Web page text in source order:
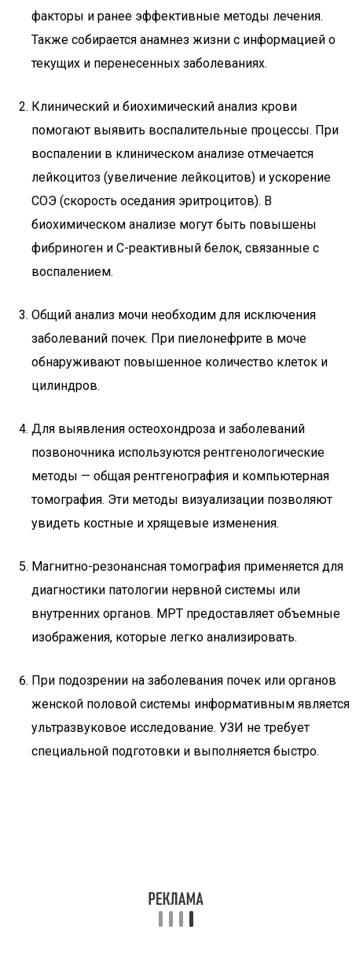
факторы и ранее эффективные методы лечения.
Также собирается анамнез жизни с информацией о
текущих и перенесенных заболеваниях.
Клинический и биохимический анализ крови
помогают выявить воспалительные процессы. При
воспалении в клиническом анализе отмечается
лейкоцитоз (увеличение лейкоцитов) и ускорение
СОЭ (скорость оседания эритроцитов). В
биохимическом анализе могут быть повышены
фибриноген и С-реактивный белок, связанные с
воспалением.
Общий анализ мочи необходим для исключения
заболеваний почек. При пиелонефрите в моче
обнаруживают повышенное количество клеток и
цилиндров.
Для выявления остеохондроза и заболеваний
позвоночника используются рентгенологические
методы — общая рентгенография и компьютерная
томография. Эти методы визуализации позволяют
увидеть костные и хрящевые изменения.
Магнитно-резонансная томография применяется для
диагностики патологии нервной системы или
внутренних органов. МРТ предоставляет объемные
изображения, которые легко анализировать.
При подозрении на заболевания почек или органов
женской половой системы информативным является
ультразвуковое исследование. УЗИ не требует
специальной подготовки и выполняется быстро.